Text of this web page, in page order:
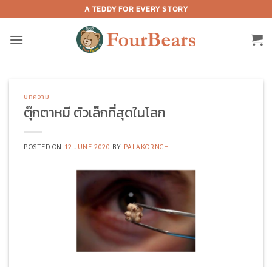
to
content
A TEDDY FOR EVERY STORY
บทความ
ตุ๊กตาหมี ตัวเล็กที่สุดในโลก
POSTED ON 12 JUNE 2020 BY PALAKORNCH